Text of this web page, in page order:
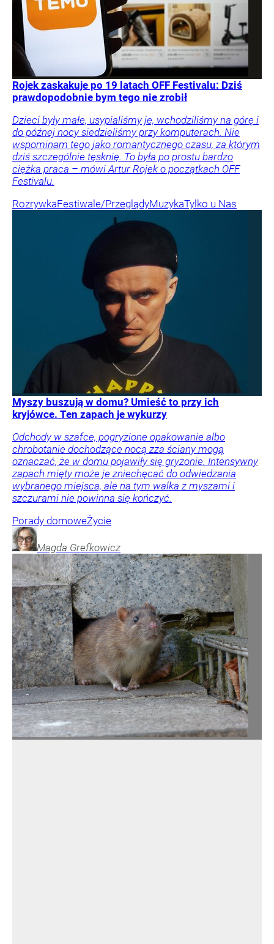
Rojek zaskakuje po 19 latach OFF Festivalu: Dziś
prawdopodobnie bym tego nie zrobił
Dzieci były małe, usypialiśmy je, wchodziliśmy na górę i
do późnej nocy siedzieliśmy przy komputerach. Nie
wspominam tego jako romantycznego czasu, za którym
dziś szczególnie tęsknię. To była po prostu bardzo
ciężka praca – mówi Artur Rojek o początkach OFF
Festivalu.
RozrywkaFestiwale/PrzeglądyMuzykaTylko u Nas
Myszy buszują w domu? Umieść to przy ich
kryjówce. Ten zapach je wykurzy
Odchody w szafce, pogryzione opakowanie albo
chrobotanie dochodzące nocą zza ściany mogą
oznaczać, że w domu pojawiły się gryzonie. Intensywny
zapach mięty może je zniechęcać do odwiedzania
wybranego miejsca, ale na tym walka z myszami i
szczurami nie powinna się kończyć.
Porady domoweŻycie
Magda Grefkowicz